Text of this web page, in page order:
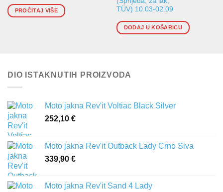
PROČITAJ VIŠE
TÜV) 10.03-02.09
DODAJ U KOŠARICU
DIO ISTAKNUTIH PROIZVODA
Moto jakna Rev'it Voltiac Black Silver
252,10 €
Moto jakna Rev'it Outback Lady Crno Siva
339,90 €
Moto jakna Rev'it Sand 4 Lady